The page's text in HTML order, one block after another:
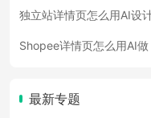
独立站详情页怎么用AI设
Shopee详情页怎么用AI
最新专题